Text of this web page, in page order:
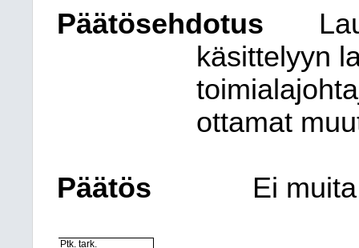
Päätösehdotus
käsittelyyn
ottamat
Päätös Ei
Ptk. tark.